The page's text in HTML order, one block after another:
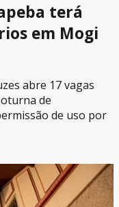
terá
em Mogi
abre 17 vagas
de
de uso por